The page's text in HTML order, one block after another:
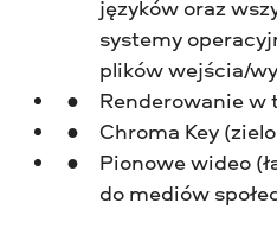
języków oraz
systemy
plików wejścia/
Renderowanie w
Chroma Key
Pionowe wideo
do mediów